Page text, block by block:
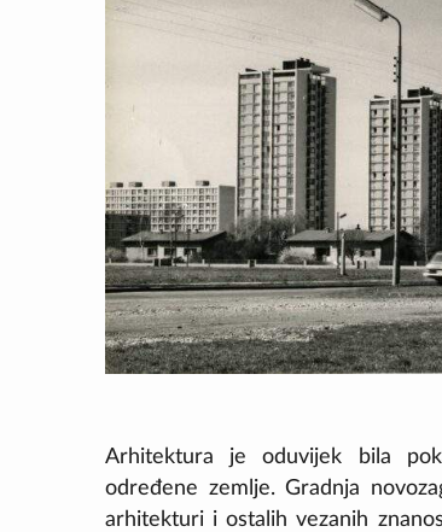
Arhitektura je oduvijek bila
određene zemlje. Gradnja
arhitekturi i ostalih vezanih